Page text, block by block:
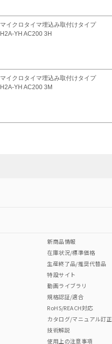
マイクロタイマ埋込み取付けタイプ
H2A-YH AC200 3H
マイクロタイマ埋込み取付けタイプ
H2A-YH AC200 3M
新商品情報
在庫状況/標準価格
生産終了品/推奨代替品
特設サイト
動画ライブラリ
規格認証/適合
RoHS/REACH対応
カタログ/マニュアル訂正
技術解説
使用上の注意事項